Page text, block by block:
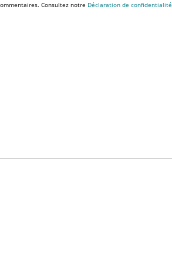
Consultez notre Déclaration de confidentialité